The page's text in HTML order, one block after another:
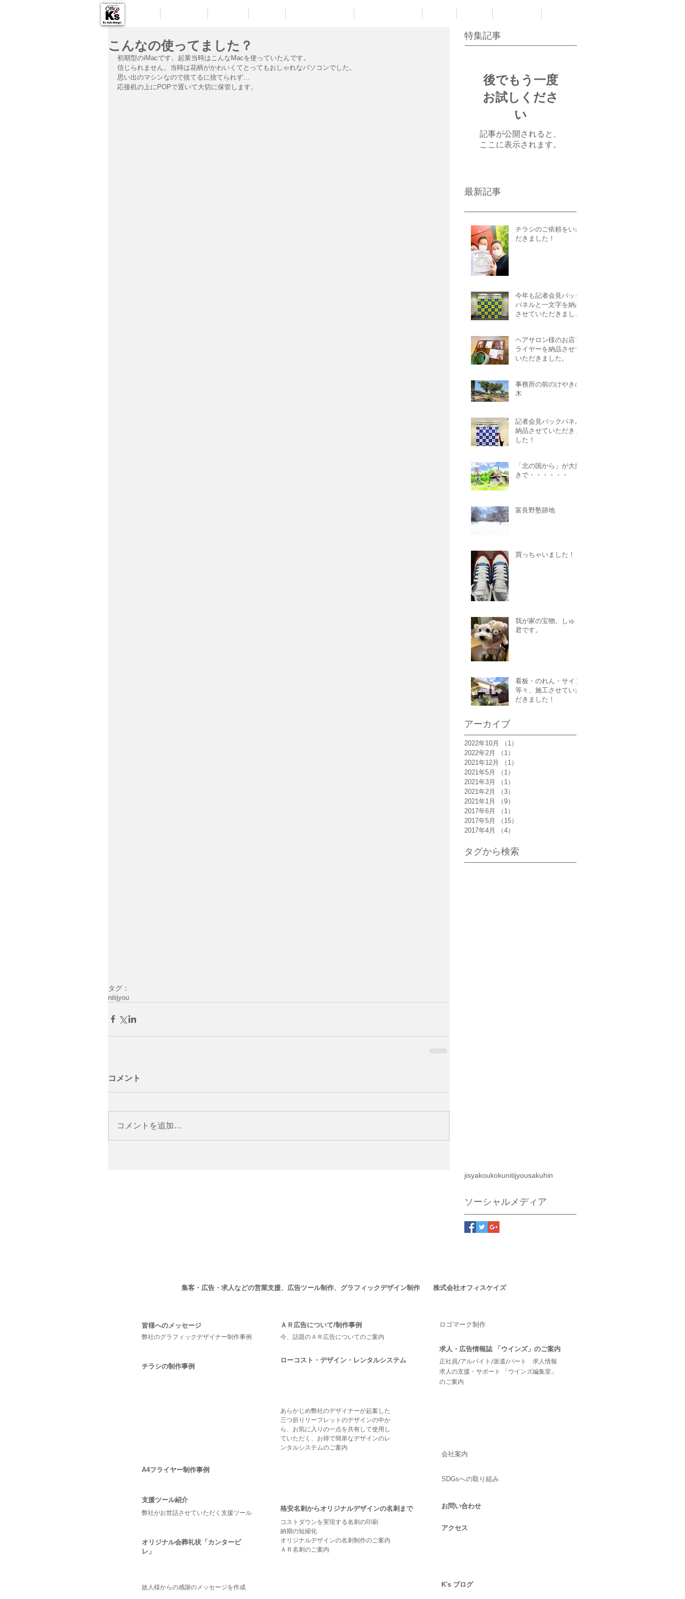
こんなの使ってました？
初期型のiMacです。起業当時はこんなMacを使っていたんです。
信じられません。当時は花柄がかわいくてとってもおしゃれなパソコンでした。
思い出のマシンなので捨てるに捨てられず…
応接机の上にPOPで置いて大切に保管します。
タグ：
nitijyou
コメント
コメントを追加…
特集記事
後でもう一度
お試しくださ
い
記事が公開されると、
ここに表示されます。
最新記事
チラシのご依頼をいた
だきました！
今年も記者会見バック
パネルと一文字を納品
させていただきまし
ヘアサロン様のお店フ
ライヤーを納品させて
いただきました。
事務所の前のけやきの
木
記者会見バックパネル
納品させていただきま
した！
「北の国から」が大好
きで・・・・・・
富良野塾跡地
買っちゃいました！！
我が家の宝物。しゅう
君です。
看板・のれん・サイン
等々、施工させていた
だきました！
アーカイブ
2022年10月 （1）
2022年2月
（1）
2021年12月
（1）
2021年5月
（1）
2021年3月
（1）
2021年2月
（3）
2021年1月
（9）
2017年6月
（1）
2017年5月
（15）
2017年4月
（4）
タグから検索
jisyakoukokunitijyousakuhin
ソーシャルメディア
集客・広告・求人などの営業支援、広告ツール制作、グラフィックデザイン制作 株式会社オフィスケイズ
皆様へのメッセージ
弊社のグラフィックデザイナー制作事例
ＡＲ広告について/制作事例
今、話題のＡＲ広告についてのご案内
ロゴマーク制作
求人・広告情報誌 「ウインズ」のご案内
チラシの制作事例
ローコスト・デザイン・レンタルシステム
正社員/アルバイト/派遣/パート 求人情報
求人の支援・サポート 「ウインズ編集室」
のご案内
あらかじめ弊社のデザイナーが起案した
三つ折りリーフレットのデザインの中か
ら、お気に入りの一点を共有して使用し
ていただく、お得で簡単なデザインのレ
ンタルシステムのご案内
会社案内
A4フライヤー制作事例
SDGsへの取り組み
支援ツール紹介
弊社がお世話させていただく支援ツール
オリジナル会葬礼状「カンタービ
レ」
故人様からの感謝のメッセージを作成
格安名刺からオリジナルデザインの名刺まで
コストダウンを実現する名刺の印刷
納期の短縮化
オリジナルデザインの名刺制作のご案内
ＡＲ名刺のご案内
お問い合わせ
アクセス
K's ブログ